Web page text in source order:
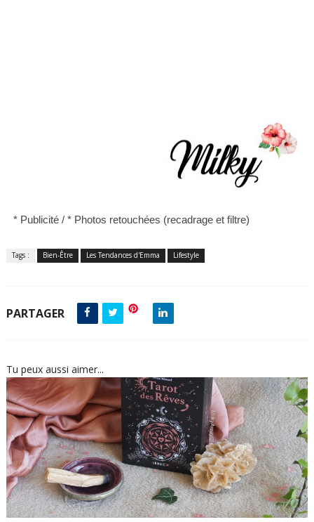
* Publicité / * Photos retouchées (recadrage et filtre)
Tags : Bien-Être Les Tendances d'Emma Lifestyle
PARTAGER
Tu peux aussi aimer...